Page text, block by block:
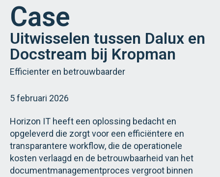
Case
Uitwisselen tussen Dalux en
Docstream bij Kropman
Efficienter en betrouwbaarder
5 februari 2026
Horizon IT heeft een oplossing bedacht en
opgeleverd die zorgt voor een efficiëntere en
transparantere workflow, die de operationele
kosten verlaagd en de betrouwbaarheid van het
documentmanagementproces vergroot binnen